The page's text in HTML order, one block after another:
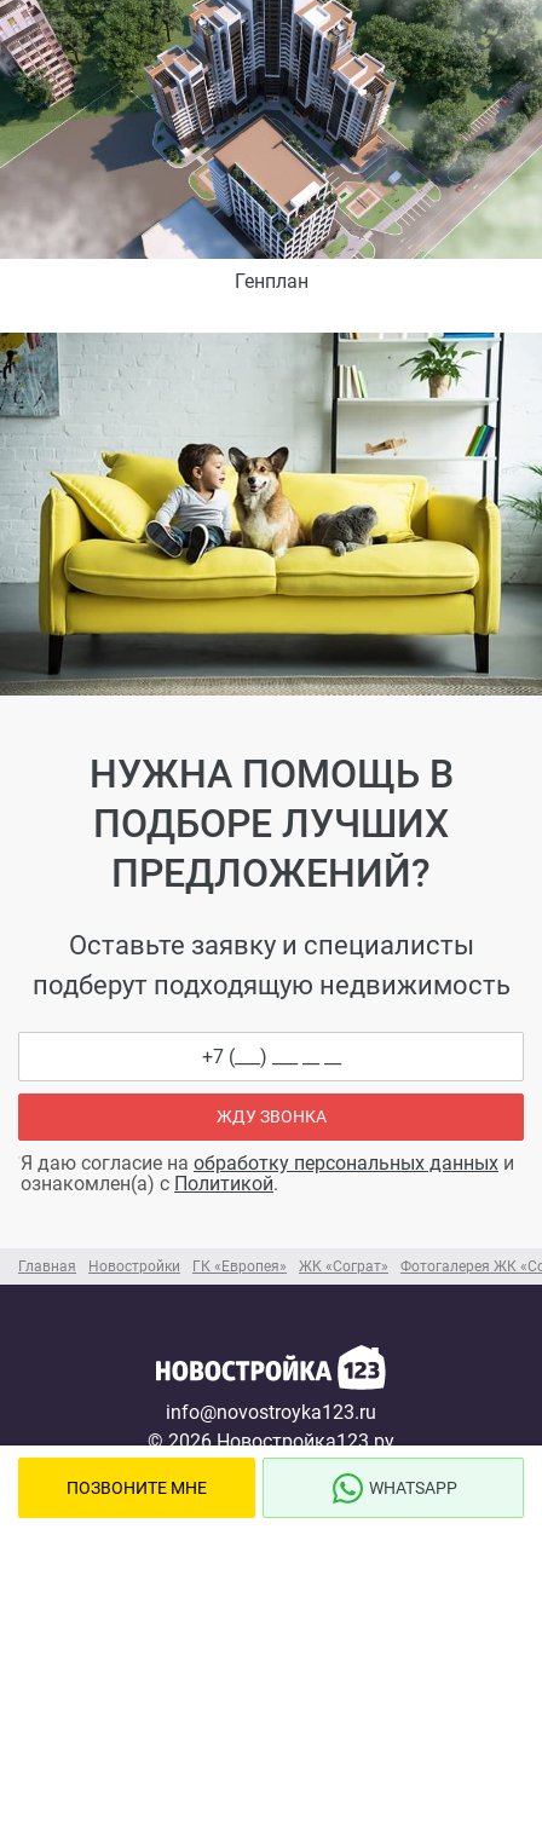
Главная Новостройки ГК «Европея» ЖК «Сограт» Фотогалерея ЖК
Генплан
НУЖНА ПОМОЩЬ В
ПОДБОРЕ ЛУЧШИХ
ПРЕДЛОЖЕНИЙ?
Оставьте заявку и специалисты
подберут подходящую недвижимость
ЖДУ ЗВОНКА
Я даю согласие на обработку персональных данных и
ознакомлен(а) с Политикой.
info@novostroyka123.ru
© 2026 Новостройка123.ру
ПОЗВОНИТЕ МНЕ WHATSAPP